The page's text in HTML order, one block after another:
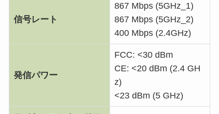
信号レート
867 Mbps (5GHz_1)
867 Mbps (5GHz_2)
400 Mbps (2.4GHz)
発信パワー
FCC: <30 dBm
CE: <20 dBm (2.4 GH
z)
<23 dBm (5 GHz)